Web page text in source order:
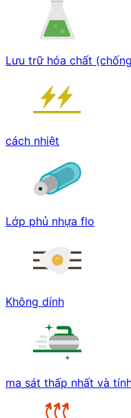
Lưu trữ hóa chất
cách nhiệt
Lớp phủ nhựa flo
Không dính
ma sát thấp nhất và